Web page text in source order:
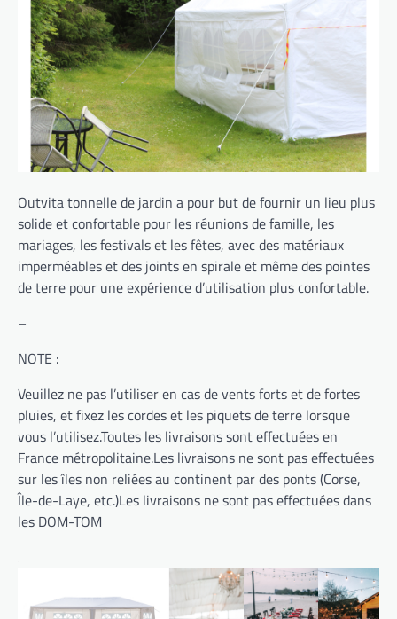
Outvita tonnelle de jardin a pour but de fournir un lieu plus
solide et confortable pour les réunions de famille, les
mariages, les festivals et les fêtes, avec des matériaux
imperméables et des joints en spirale et même des pointes
de terre pour une expérience d’utilisation plus confortable.
–
NOTE :
Veuillez ne pas l’utiliser en cas de vents forts et de fortes
pluies, et fixez les cordes et les piquets de terre lorsque
vous l’utilisez.Toutes les livraisons sont effectuées en
France métropolitaine.Les livraisons ne sont pas effectuées
sur les îles non reliées au continent par des ponts (Corse,
Île-de-Laye, etc.)Les livraisons ne sont pas effectuées dans
les DOM-TOM